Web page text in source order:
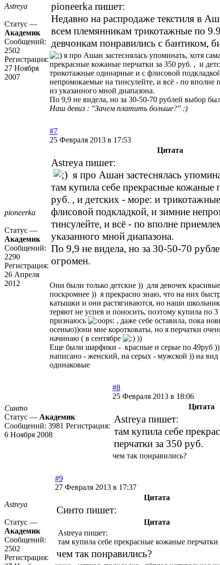
Astreya
Статус —
Академик
Сообщений:
2502
Регистрация:
27 Ноября
2007
pioneerka пишет:
Недавно на распродаже текстиля в
всем племянникам трикотажные по
девчонкам понравились с бантиком,
я про Ашан застеснялась упоминать, хотя
прекрасные кожаные перчатки за 350 руб. , и
трикотажные одинарные и с флисовой
непромокаемые на тинсулейте, и всё - по
из указанного мной диапазона.
По 9,9 не видела, но за 30-50-70 рублей выбор
Наш девиз : "Зачем платить больше?" :)
pioneerka
Статус —
Академик
Сообщений:
2290
Регистрация:
26 Апреля
2012
#7
25 Февраля 2013 в 17:53
Цитата
Astreya пишет:
я про Ашан застеснялась
там купила себе прекрасные кожаные
руб. , и детских - море: и
флисовой подкладкой, и зимние
тинсулейте, и всё - по вполне
указанного мной диапазона.
По 9,9 не видела, но за 30-50-70
огромен.
Они были только детские )) для девочек
поскромнее )) я прекрасно знаю, что на них
катышки и они растягиваются, но наши
теряют не успев и поносить, поэтому купила по
признаюсь
, даже себе оставила, пока
осенью))они мне коротковаты, но я перчатки
начинаю ( в сентябре
))
Еще были шарфики - красные и серые по 49руб
написано - женский, на серых - мужской )) на
одинаковые
Синто
Статус — Академик
Сообщений: 3981 Регистрация:
6 Ноября 2008
#8
25 Февраля 2013 в 18:06
Цитата
Astreya пишет:
там купила себе
перчатки за 350 руб.
чем так понравились?
Astreya
Статус —
Академик
Сообщений:
2502
Регистрация:
#9
27 Февраля 2013 в 17:37
Цитата
Синто пишет:
Цитата
Astreya пишет:
там купила себе прекрасные кожаные перчатки
чем так понравились?